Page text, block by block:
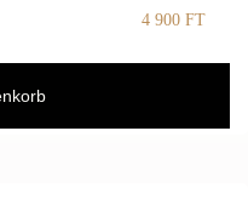
4 900 FT